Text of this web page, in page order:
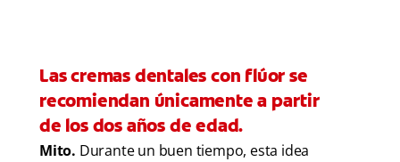
Las cremas dentales con flúor se
recomiendan únicamente a partir
de los dos años de edad.
Mito. Durante un buen tiempo, esta idea